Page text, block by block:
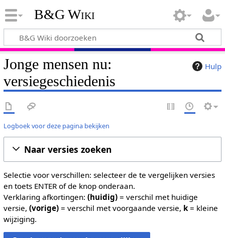
B&G Wiki
Hulp
Jonge mensen nu:
versiegeschiedenis
Logboek voor deze pagina bekijken
Naar versies zoeken
Selectie voor verschillen: selecteer de te vergelijken versies
en toets ENTER of de knop onderaan.
Verklaring afkortingen: (huidig)= verschil met huidige
versie, (vorige)= verschil met voorgaande versie, k= kleine
wijziging.